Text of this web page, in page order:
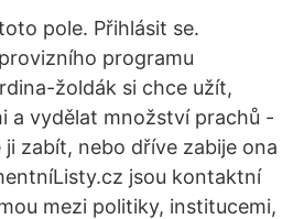
pole. Přihlásit se.
programu
žoldák si chce užít,
a vydělat množství prachů -
zabít, nebo dříve zabije ona
jsou kontaktní
mezi politiky, institucemi,